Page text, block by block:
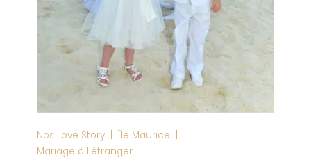
Nos Love Story | Île Maurice |
Mariage à l'étranger